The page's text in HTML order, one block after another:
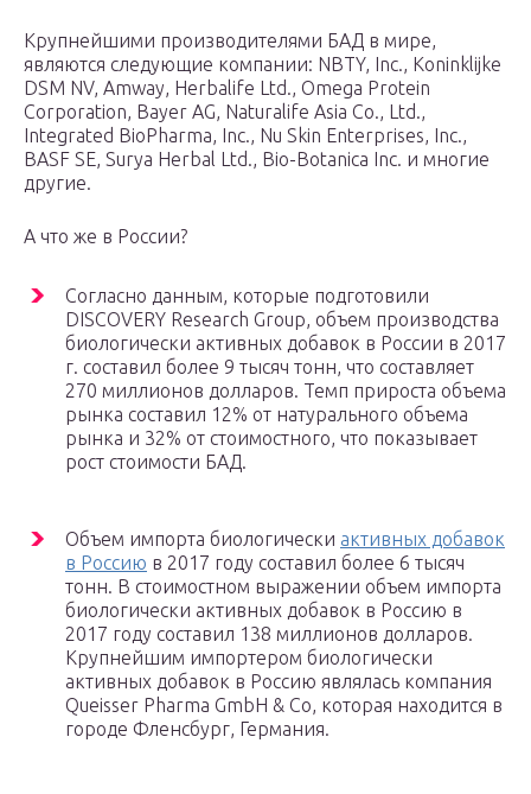
Крупнейшими производителями БАД в мире,
являются следующие компании: NBTY, Inc., Koninklijke
DSM NV, Amway, Herbalife Ltd., Omega Protein
Corporation, Bayer AG, Naturalife Asia Co., Ltd.,
Integrated BioPharma, Inc., Nu Skin Enterprises, Inc.,
BASF SE, Surya Herbal Ltd., Bio-Botanica Inc. и многие
другие.
А что же в России?
Согласно данным, которые подготовили
DISCOVERY Research Group, объем производства
биологически активных добавок в России в 2017
г. составил более 9 тысяч тонн, что составляет
270 миллионов долларов. Темп прироста объема
рынка составил 12% от натурального объема
рынка и 32% от стоимостного, что показывает
рост стоимости БАД.
Объем импорта биологически активных добавок
в Россию в 2017 году составил более 6 тысяч
тонн. В стоимостном выражении объем импорта
биологически активных добавок в Россию в
2017 году составил 138 миллионов долларов.
Крупнейшим импортером биологически
активных добавок в Россию являлась компания
Queisser Pharma GmbH & Co, которая находится в
городе Фленсбург, Германия.